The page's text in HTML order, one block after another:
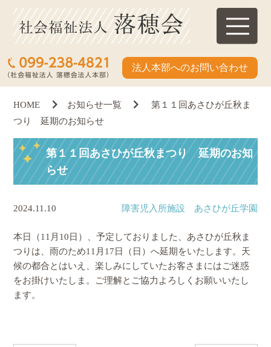
法人本部へのお問い合わせ
HOME お知らせ一覧
第１１回あさひが丘秋ま
つり 延期のお知らせ
第１１回あさひが丘秋まつり 延期のお知
らせ
障害児入所施設 あさひが丘学園
2024.11.10
本日（11月10日）、予定しておりました、あさひが丘秋ま
つりは、雨のため11月17日（日）へ延期をいたします。天
候の都合とはいえ、楽しみにしていたお客さまにはご迷惑
をお掛けいたしま。ご理解とご協力よろしくお願いいたし
ます。